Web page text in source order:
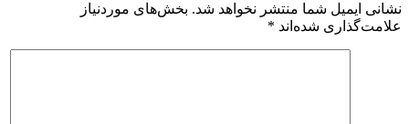
نشانی ایمیل شما منتشر نخواهد شد. بخش‌های موردنیاز
علامت‌گذاری شده‌اند *